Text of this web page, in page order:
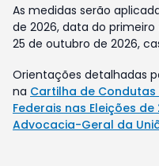
As medidas serão
de 2026, data do
25 de outubro de 2026,
Orientações detalhadas
na Cartilha de
Federais nas Eleições
Advocacia-Geral da